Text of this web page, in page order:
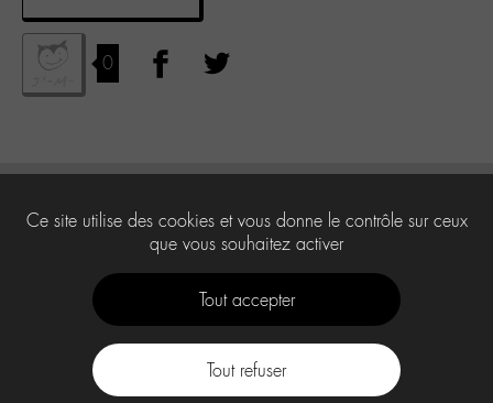
0
Ce site utilise des cookies et vous donne le contrôle sur ceux
que vous souhaitez activer
Tout accepter
Tout refuser